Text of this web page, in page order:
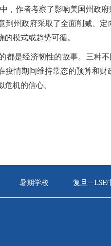
，作者考察了影响美国州政
到州政府采取了全面削减、
模式或趋势可循。
的都是经济韧性的故事。三
疫情期间维持常态的预算和
机的信心。
暑期学校 复旦—LSE